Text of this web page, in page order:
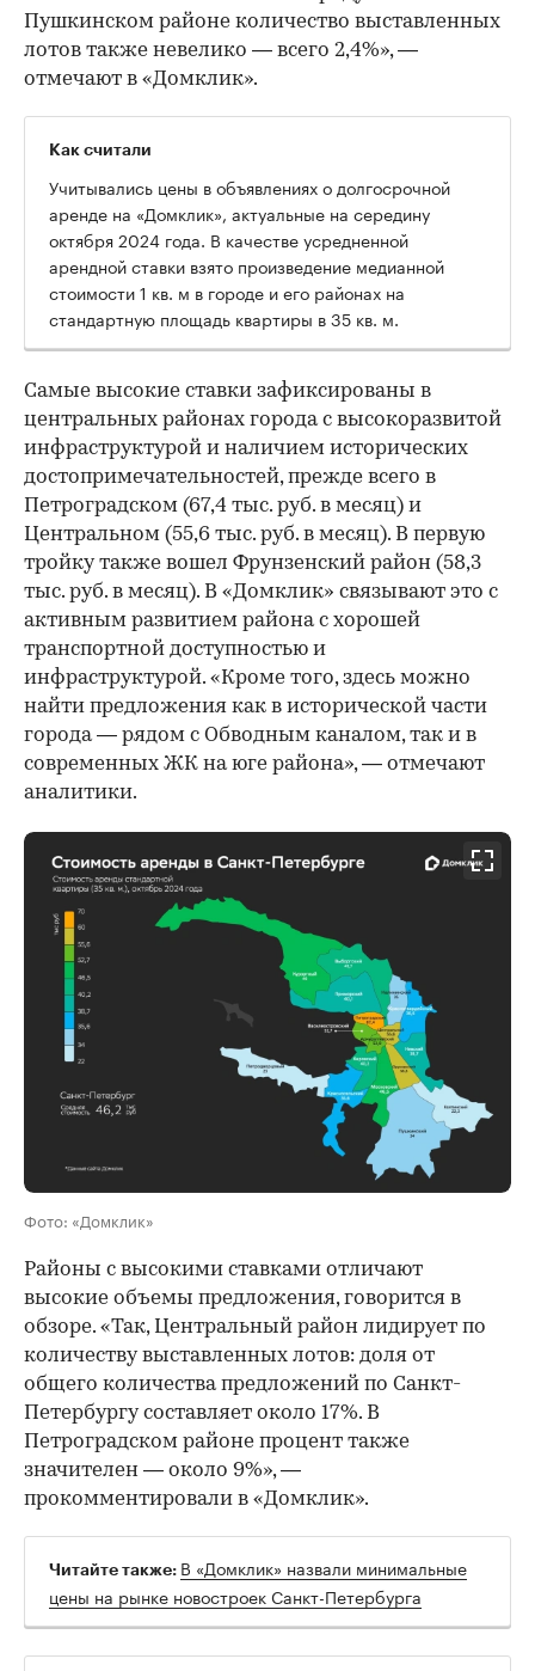
Пушкинском районе количество выставленных
лотов также невелико — всего 2,4%», —
отмечают в «Домклик».
Как считали
Учитывались цены в объявлениях о долгосрочной
аренде на «Домклик», актуальные на середину
октября 2024 года. В качестве усредненной
арендной ставки взято произведение медианной
стоимости 1 кв. м в городе и его районах на
стандартную площадь квартиры в 35 кв. м.
Самые высокие ставки зафиксированы в
центральных районах города с высокоразвитой
инфраструктурой и наличием исторических
достопримечательностей, прежде всего в
Петроградском (67,4 тыс. руб. в месяц) и
Центральном (55,6 тыс. руб. в месяц). В первую
тройку также вошел Фрунзенский район (58,3
тыс. руб. в месяц). В «Домклик» связывают это с
активным развитием района с хорошей
транспортной доступностью и
инфраструктурой. «Кроме того, здесь можно
найти предложения как в исторической части
города — рядом с Обводным каналом, так и в
современных ЖК на юге района», — отмечают
аналитики.
Фото: «Домклик»
Районы с высокими ставками отличают
высокие объемы предложения, говорится в
обзоре. «Так, Центральный район лидирует по
количеству выставленных лотов: доля от
общего количества предложений по Санкт-
Петербургу составляет около 17%. В
Петроградском районе процент также
значителен — около 9%», —
прокомментировали в «Домклик».
Читайте также: В «Домклик» назвали минимальные
цены на рынке новостроек Санкт-Петербурга